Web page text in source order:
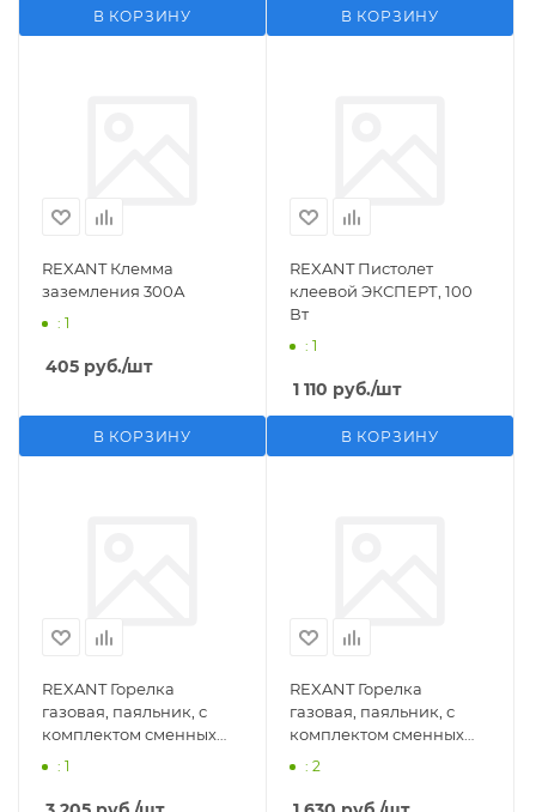
В КОРЗИНУ В КОРЗИНУ
REXANT Клемма
заземления 300А
: 1
405 руб./шт
В КОРЗИНУ
REXANT Пистолет
клеевой ЭКСПЕРТ, 100
Вт
: 1
1 110 руб./шт
В КОРЗИНУ
REXANT Горелка
газовая, паяльник, с
комплектом сменных
насадок, 11 предметов
: 1
REXANT Горелка
газовая, паяльник, с
комплектом сменных
насадок, 3 предмета
: 2